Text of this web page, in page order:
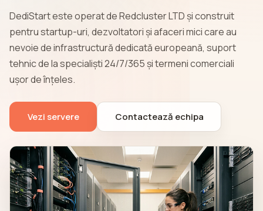
DediStart este operat de Redcluster LTD și construit
pentru startup-uri, dezvoltatori și afaceri mici care au
nevoie de infrastructură dedicată europeană, suport
tehnic de la specialiști 24/7/365 și termeni comerciali
ușor de înțeles.
Vezi servere Contactează echipa